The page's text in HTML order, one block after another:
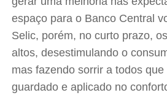
espaço para o Banco Central
Selic, porém, no curto prazo,
altos, desestimulando o
mas fazendo sorrir a todos
guardado e aplicado no